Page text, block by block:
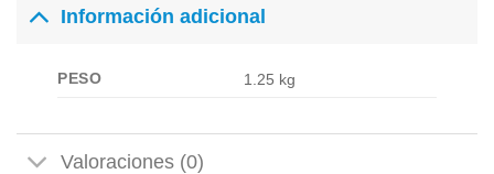
Información adicional
PESO 1.25 kg
Valoraciones (0)